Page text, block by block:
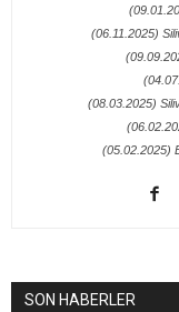
(06.11.2025)
(08.03.2025)
(05.02.2025)
SON HABERLER